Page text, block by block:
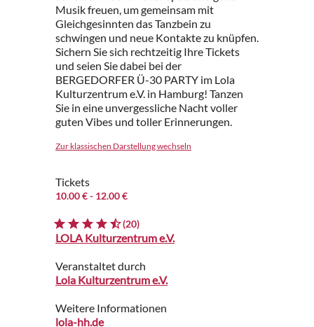
Musik freuen, um gemeinsam mit
Gleichgesinnten das Tanzbein zu
schwingen und neue Kontakte zu knüpfen.
Sichern Sie sich rechtzeitig Ihre Tickets
und seien Sie dabei bei der
BERGEDORFER Ü-30 PARTY im Lola
Kulturzentrum e.V. in Hamburg! Tanzen
Sie in eine unvergessliche Nacht voller
guten Vibes und toller Erinnerungen.
Zur klassischen Darstellung wechseln
Tickets
10.00 €- 12.00 €
(20)
LOLA Kulturzentrum e.V.
Veranstaltet durch
Lola Kulturzentrum e.V.
Weitere Informationen
lola-hh.de